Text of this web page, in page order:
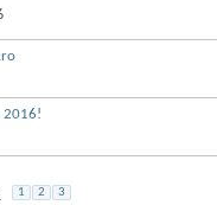
2016!
1 2 3